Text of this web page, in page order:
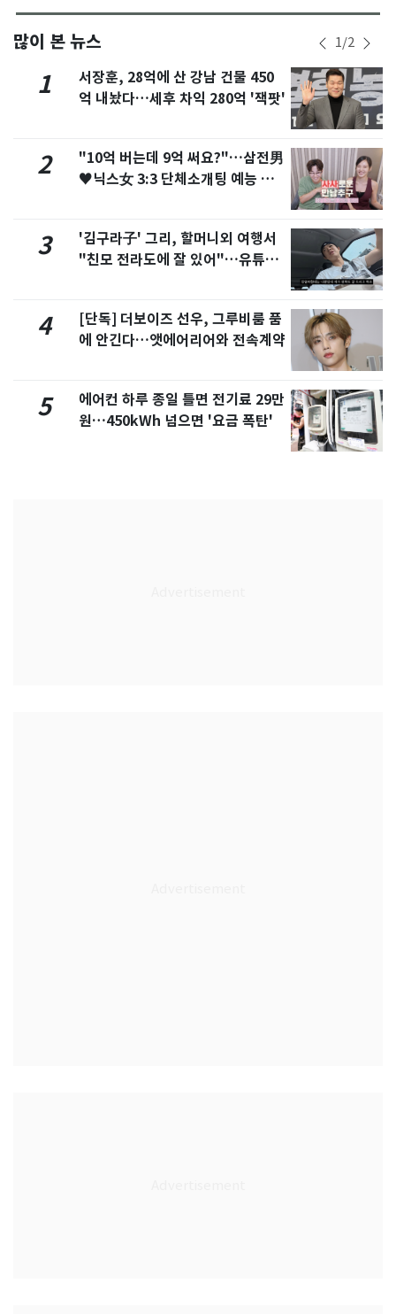
많이 본 뉴스 1/2
1
서장훈, 28억에 산 강남 건물 450
억 내놨다…세후 차익 280억 '잭팟'
2
"10억 버는데 9억 써요?"…삼전男
♥닉스女 3:3 단체소개팅 예능 화
3
'김구라子' 그리, 할머니외 여행서
"친모 전라도에 잘 있어"…유튜브
4
[단독] 더보이즈 선우, 그루비룸 품
에 안긴다…앳에어리어와 전속계약
5
에어컨 하루 종일 틀면 전기료 29만
원…450kWh 넘으면 '요금 폭탄'